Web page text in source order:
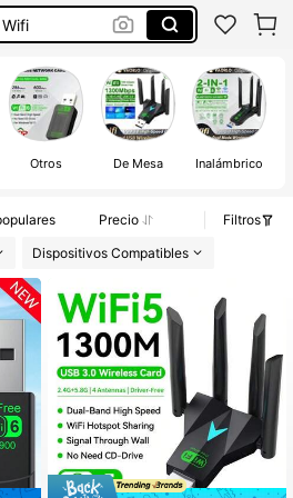
Usb
Otros De Mesa Inalámbrico
Precio
Filtros
Dispositivos Compatibles